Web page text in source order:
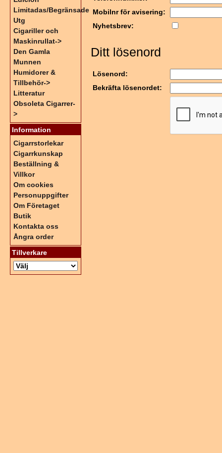
Mobilnr för avisering:
Nyhetsbrev:
Ditt lösenord
Lösenord:
Bekräfta lösenordet:
Limitadas/Begränsade
Utg
Cigariller och
Maskinrullat->
Den Gamla
Munnen
Humidorer &
Tillbehör->
Litteratur
Obsoleta Cigarrer-
>
Information
Cigarrstorlekar
Cigarrkunskap
Beställning &
Villkor
Om cookies
Personuppgifter
Om Företaget
Butik
Kontakta oss
Ångra order
Tillverkare